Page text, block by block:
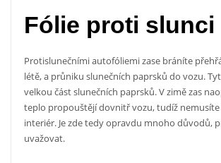
Fólie proti slunci
Protislunečními autofóliemi zase bráníte
létě, a průniku slunečních paprsků do vozu.
velkou část slunečních paprsků. V zimě zas
teplo propouštějí dovnitř vozu, tudíž
interiér. Je zde tedy opravdu mnoho důvodů,
uvažovat.